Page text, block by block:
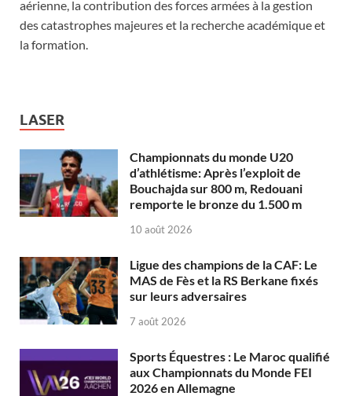
aérienne, la contribution des forces armées à la gestion
des catastrophes majeures et la recherche académique et
la formation.
LASER
Championnats du monde U20
d’athlétisme: Après l’exploit de
Bouchajda sur 800 m, Redouani
remporte le bronze du 1.500 m
10 août 2026
Ligue des champions de la CAF: Le
MAS de Fès et la RS Berkane fixés
sur leurs adversaires
7 août 2026
Sports Équestres : Le Maroc qualifié
aux Championnats du Monde FEI
2026 en Allemagne